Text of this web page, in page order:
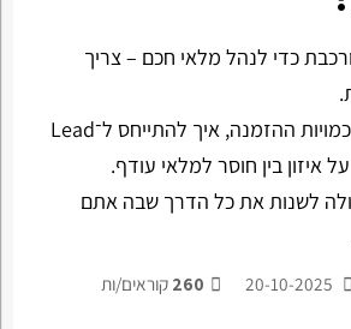
כדי לנהל מלאי חכם – צריך
איך לחשוב נכון על כמויות ההזמנה, איך להתייחס ל־Lead
לשנות את כל הדרך שבה אתם
260 קוראים/ות